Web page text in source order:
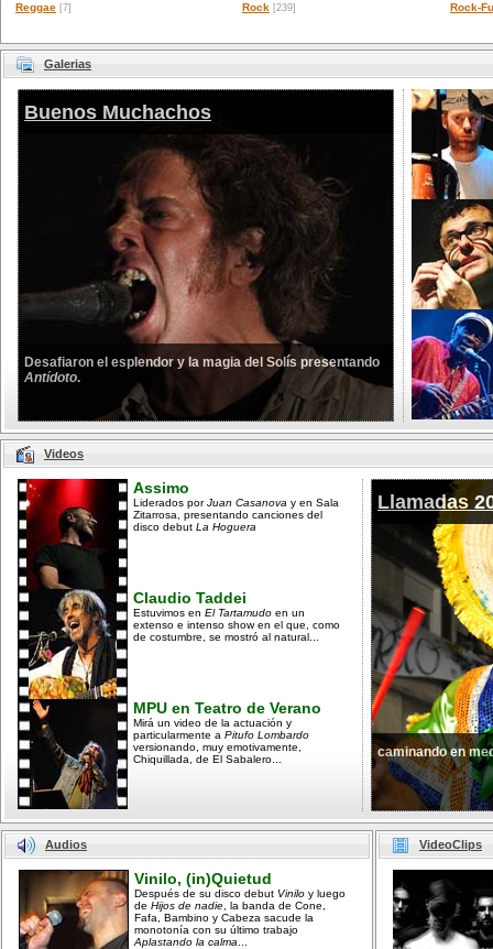
Reggae [7] Rock [239] Rock-
Galerias
Buenos Muchachos
Desafiaron el esplendor y la magia del Solís presentando
Antídoto.
Videos
Assimo
Liderados porJuan Casanova y en Sala
Zitarrosa, presentando canciones del
disco debut La Hoguera
Claudio Taddei
Estuvimos en El Tartamudo en un
extenso e intenso show en el que, como
de costumbre, se mostró al natural...
MPU en Teatro de Verano
Mirá un video de la actuación y
particularmente a Pitufo Lombardo
versionando, muy emotivamente,
Chiquillada, de El Sabalero...
Llamadas
caminando en
Audios
Vinilo, (in)Quietud
Después de su disco debut Vinilo y luego
de Hijos de nadie , la banda de Cone,
Fafa, Bambino y Cabeza sacude la
monotonía con su último trabajo
Aplastando la calma
VideoClips